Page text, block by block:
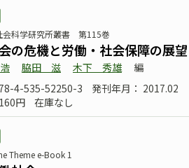
会科学研究所叢書 第115巻
の危機と労働・社会保障の展望
脇田 滋 木下 秀雄
編
4-535-52250-3
発刊年月： 2017.02
円
在庫なし
Theme e-Book 1